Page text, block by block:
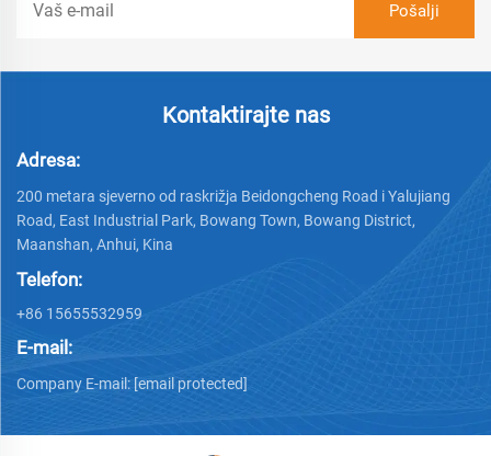
Kontaktirajte nas
Adresa:
200 metara sjeverno od raskrižja Beidongcheng Road i Yalujiang
Road, East Industrial Park, Bowang Town, Bowang District,
Maanshan, Anhui, Kina
Telefon:
+86 15655532959
E-mail:
Company E-mail: [email protected]